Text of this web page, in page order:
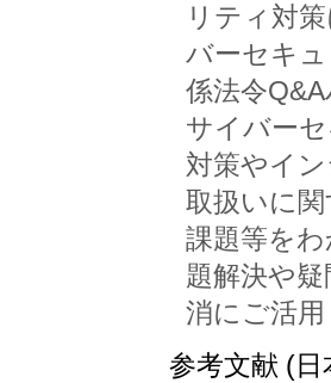
リティ対
バーセキ
係法令
サイバー
対策やイ
取扱いに
課題等を
題解決や
参考文献 (日